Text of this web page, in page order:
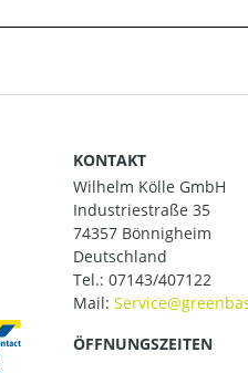
KONTAKT
Wilhelm Kölle GmbH
Industriestraße 35
74357 Bönnigheim
Deutschland
Tel.: 07143/407122
Mail:
ÖFFNUNGSZEITEN